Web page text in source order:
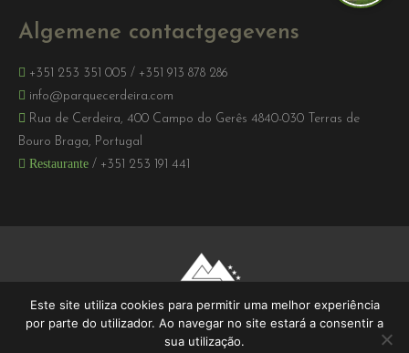
Algemene contactgegevens
+351 253 351 005 / +351 913 878 286
info@parquecerdeira.com
Rua de Cerdeira, 400 Campo do Gerês 4840-030 Terras de
Bouro Braga, Portugal
Restaurante / +351 253 191 441
Este site utiliza cookies para permitir uma melhor experiência
por parte do utilizador. Ao navegar no site estará a consentir a
sua utilização.